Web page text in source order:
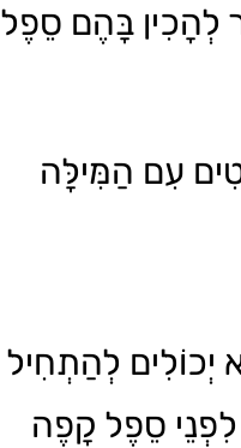
לְהָכִין בָּהֶם סֵפֶל
עִם הַמִּילָּה
יְכוֹלִים לְהַתְחִיל
סֵפֶל קָפֶה